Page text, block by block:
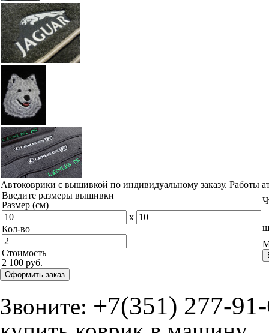
Автоковрики с вышивкой по индивидуальному заказу. Работы
Введите размеры вышивки
Размер (см)
x
Кол-во
Стоимость
2 100 руб.
Оформить заказ
Звоните: +7(351) 277-